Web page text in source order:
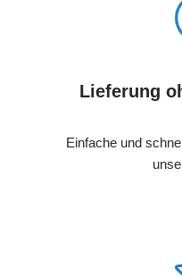
Lieferung
Einfache und